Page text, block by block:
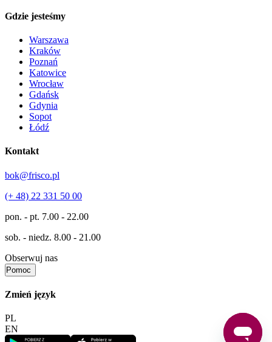
Gdzie jesteśmy
Warszawa
Kraków
Poznań
Katowice
Wrocław
Gdańsk
Gdynia
Sopot
Łódź
Kontakt
bok@frisco.pl
(+ 48) 22 331 50 00
pon. - pt. 7.00 - 22.00
sob. - niedz. 8.00 - 21.00
Obserwuj nas
Pomoc
Zmień język
PL
EN